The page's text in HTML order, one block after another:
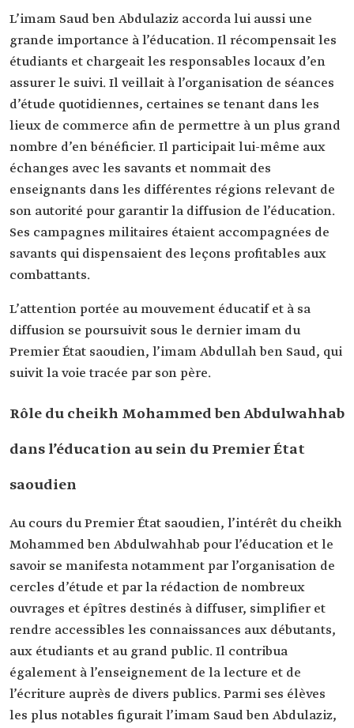
L’imam Saud ben Abdulaziz accorda lui aussi une
grande importance à l’éducation. Il récompensait les
étudiants et chargeait les responsables locaux d’en
assurer le suivi. Il veillait à l’organisation de séances
d’étude quotidiennes, certaines se tenant dans les
lieux de commerce afin de permettre à un plus grand
nombre d’en bénéficier. Il participait lui-même aux
échanges avec les savants et nommait des
enseignants dans les différentes régions relevant de
son autorité pour garantir la diffusion de l’éducation.
Ses campagnes militaires étaient accompagnées de
savants qui dispensaient des leçons profitables aux
combattants.
L’attention portée au mouvement éducatif et à sa
diffusion se poursuivit sous le dernier imam du
Premier État saoudien, l’imam Abdullah ben Saud, qui
suivit la voie tracée par son père.
Rôle du cheikh Mohammed ben Abdulwahhab
dans l’éducation au sein du Premier État
saoudien
Au cours du Premier État saoudien, l’intérêt du cheikh
Mohammed ben Abdulwahhab pour l’éducation et le
savoir se manifesta notamment par l’organisation de
cercles d’étude et par la rédaction de nombreux
ouvrages et épîtres destinés à diffuser, simplifier et
rendre accessibles les connaissances aux débutants,
aux étudiants et au grand public. Il contribua
également à l’enseignement de la lecture et de
l’écriture auprès de divers publics. Parmi ses élèves
les plus notables figurait l’imam Saud ben Abdulaziz,